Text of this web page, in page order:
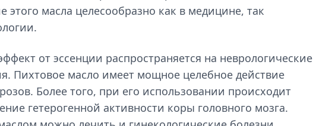
этого масла целесообразно как в медицине, так
от эссенции распространяется на неврологические
Пихтовое масло имеет мощное целебное действие
Более того, при его использовании происходит
гетерогенной активности коры головного мозга.